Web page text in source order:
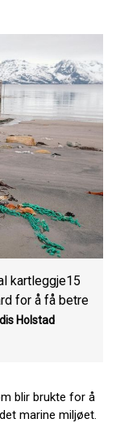
kartleggje15
for å få betre
Holstad
blir brukte for å
marine miljøet.